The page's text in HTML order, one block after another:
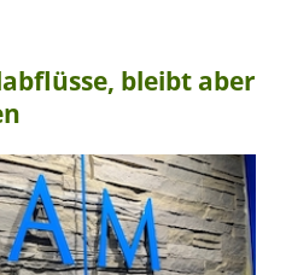
bleibt aber